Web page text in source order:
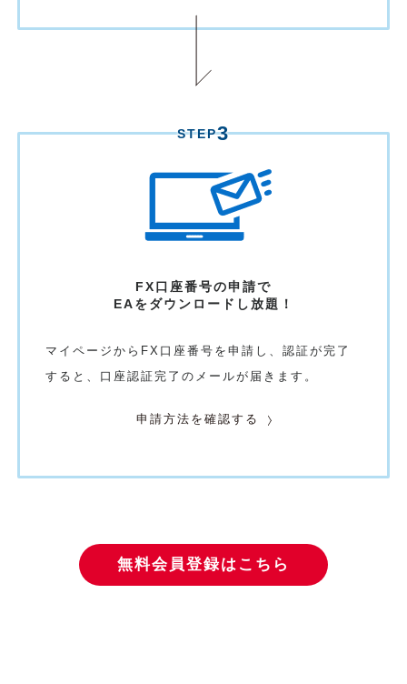
STEP3
FX口座番号の申請で
EAをダウンロード し放題！
マイページからFX口座番号を申請し、認証が完了
すると、口座認証完了のメールが届きます。
申請方法を確認する
無料会員登録はこちら